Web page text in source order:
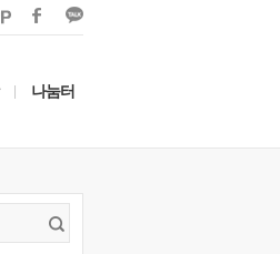
나눔터